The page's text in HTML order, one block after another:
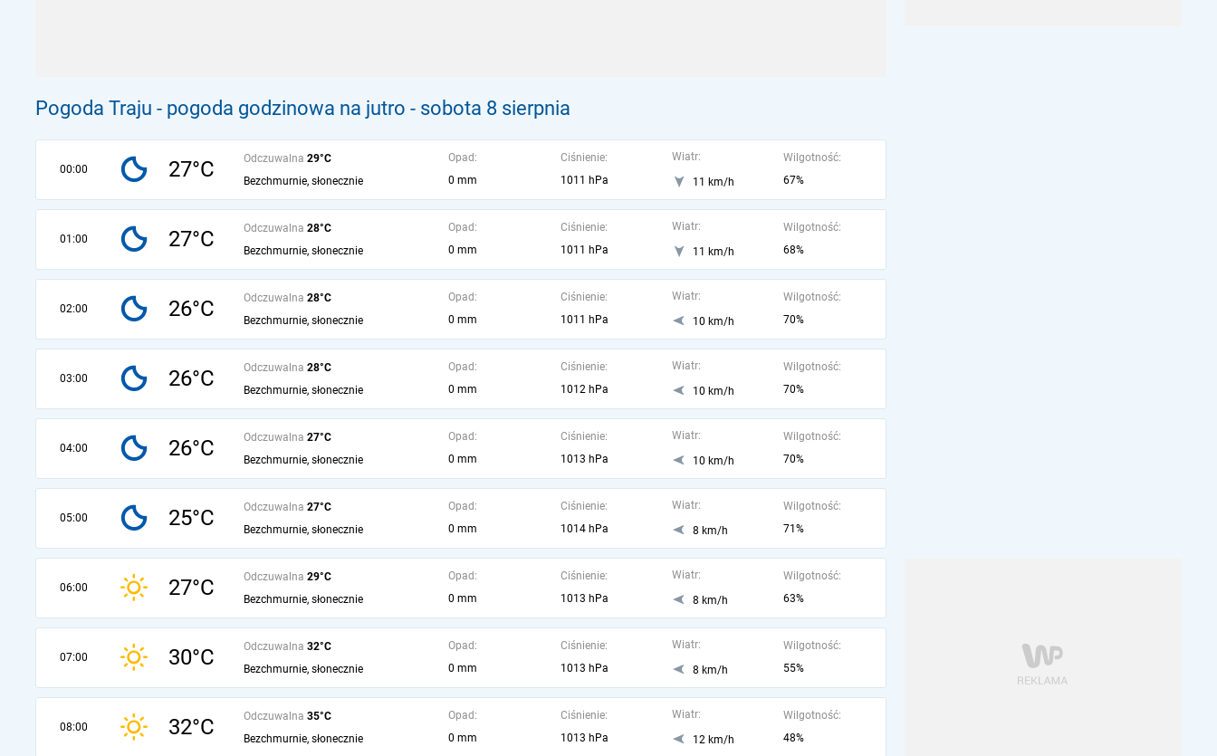
Pogoda Traju - pogoda godzinowa na jutro - sobota 8 sierpnia
00:00 27°C Odczuwalna 29°C
Bezchmurnie, słonecznie
Opad:
0 mm
Ciśnienie:
1011 hPa
Wiatr:
11 km/h
Wilgotność:
67%
01:00 27°C Odczuwalna 28°C
Bezchmurnie, słonecznie
Opad:
0 mm
Ciśnienie:
1011 hPa
Wiatr:
11 km/h
Wilgotność:
68%
02:00 26°C Odczuwalna 28°C
Bezchmurnie, słonecznie
Opad:
0 mm
Ciśnienie:
1011 hPa
Wiatr:
10 km/h
Wilgotność:
70%
03:00 26°C Odczuwalna 28°C
Bezchmurnie, słonecznie
Opad:
0 mm
Ciśnienie:
1012 hPa
Wiatr:
10 km/h
Wilgotność:
70%
04:00 26°C Odczuwalna 27°C
Bezchmurnie, słonecznie
Opad:
0 mm
Ciśnienie:
1013 hPa
Wiatr:
10 km/h
Wilgotność:
70%
05:00 25°C Odczuwalna 27°C
Bezchmurnie, słonecznie
Opad:
0 mm
Ciśnienie:
1014 hPa
Wiatr:
8 km/h
Wilgotność:
71%
06:00 27°C Odczuwalna 29°C
Bezchmurnie, słonecznie
Opad:
0 mm
Ciśnienie:
1013 hPa
Wiatr:
8 km/h
Wilgotność:
63%
07:00 30°C Odczuwalna 32°C
Bezchmurnie, słonecznie
Opad:
0 mm
Ciśnienie:
1013 hPa
Wiatr:
8 km/h
Wilgotność:
55%
08:00 32°C Odczuwalna 35°C
Bezchmurnie, słonecznie
Opad:
0 mm
Ciśnienie:
1013 hPa
Wiatr:
12 km/h
Wilgotność:
48%